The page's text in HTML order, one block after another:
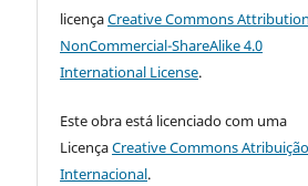
licençaCreative Commons
NonCommercial-ShareAlike 4.0
International License.
Este obra está licenciado com uma
LicençaCreative Commons
Internacional.